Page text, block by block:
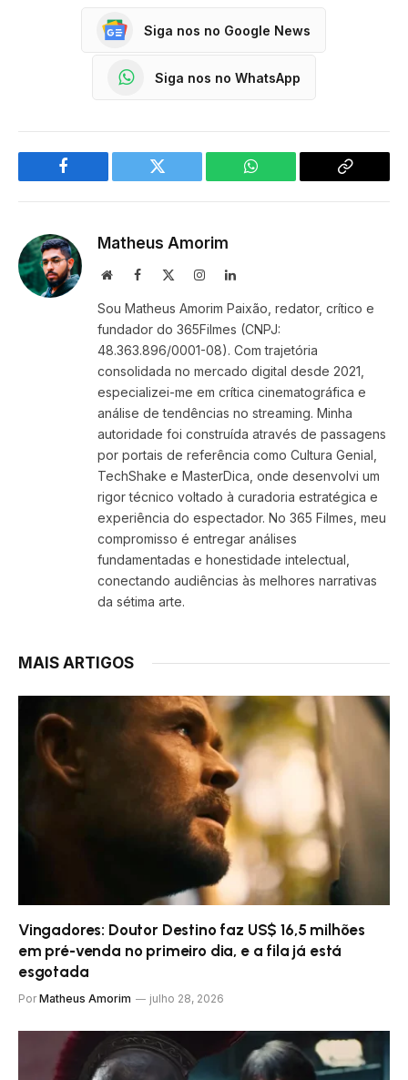
Siga nos no Google News
Siga nos no WhatsApp
Facebook Twitter WhatsApp
Copy
Matheus Amorim
WebsiteFacebook InstagramLinkedIn
Sou Matheus Amorim Paixão, redator, crítico e
fundador do 365Filmes (CNPJ:
48.363.896/0001-08). Com trajetória
consolidada no mercado digital desde 2021,
especializei-me em crítica cinematográfica e
análise de tendências no streaming. Minha
autoridade foi construída através de passagens
por portais de referência como Cultura Genial,
TechShake e MasterDica, onde desenvolvi um
rigor técnico voltado à curadoria estratégica e
experiência do espectador. No 365 Filmes, meu
compromisso é entregar análises
fundamentadas e honestidade intelectual,
conectando audiências às melhores narrativas
da sétima arte.
MAIS ARTIGOS
Vingadores: Doutor Destino faz US$ 16,5 milhões
em pré-venda no primeiro dia, e a fila já está
esgotada
Por Matheus Amorim julho 28, 2026